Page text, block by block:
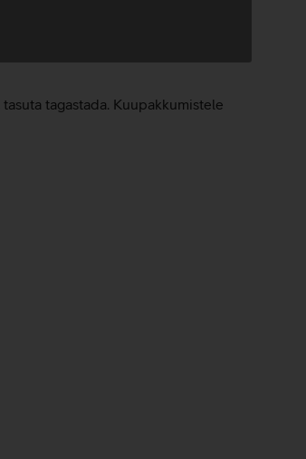
tasuta tagastada. Kuupakkumistele